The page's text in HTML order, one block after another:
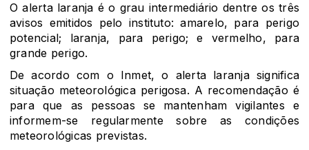
O alerta laranja é o grau intermediário dentre os três
avisos emitidos pelo instituto: amarelo, para perigo
potencial; laranja, para perigo; e vermelho, para
grande perigo.
De acordo com o Inmet, o alerta laranja significa
situação meteorológica perigosa. A recomendação é
para que as pessoas se mantenham vigilantes e
informem-se regularmente sobre as condições
meteorológicas previstas.